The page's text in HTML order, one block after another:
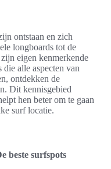
ontstaan en zich
longboards tot de
eigen kenmerkende
alle aspecten van
ontdekken de
Dit kennisgebied
hen beter om te gaan
surf locatie.
beste surfspots